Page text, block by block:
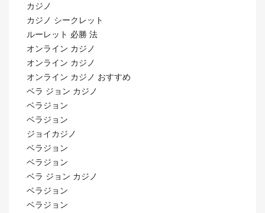
カジノ
カジノ シークレット
ルーレット 必勝 法
オンライン カジノ
オンライン カジノ
オンライン カジノ おすすめ
ベラ ジョン カジノ
ベラジョン
ベラジョン
ジョイカジノ
ベラジョン
ベラジョン
ベラ ジョン カジノ
ベラジョン
ベラジョン